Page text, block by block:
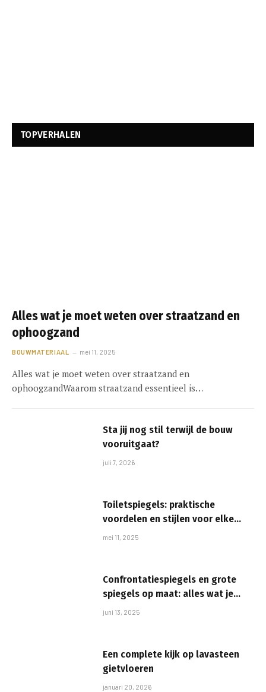
TOPVERHALEN
Alles wat je moet weten over straatzand en
ophoogzand
BOUWMATERIAAL mei 11, 2025
Alles wat je moet weten over straatzand en
ophoogzandWaarom straatzand essentieel is…
Sta jij nog stil terwijl de bouw
vooruitgaat?
juli 7, 2026
Toiletspiegels: praktische
voordelen en stijlen voor elke
ruimte
mei 11, 2025
Confrontatiespiegels en grote
spiegels op maat: alles wat je
moet weten
juni 13, 2025
Een complete kijk op lavasteen
gietvloeren
januari 20, 2026